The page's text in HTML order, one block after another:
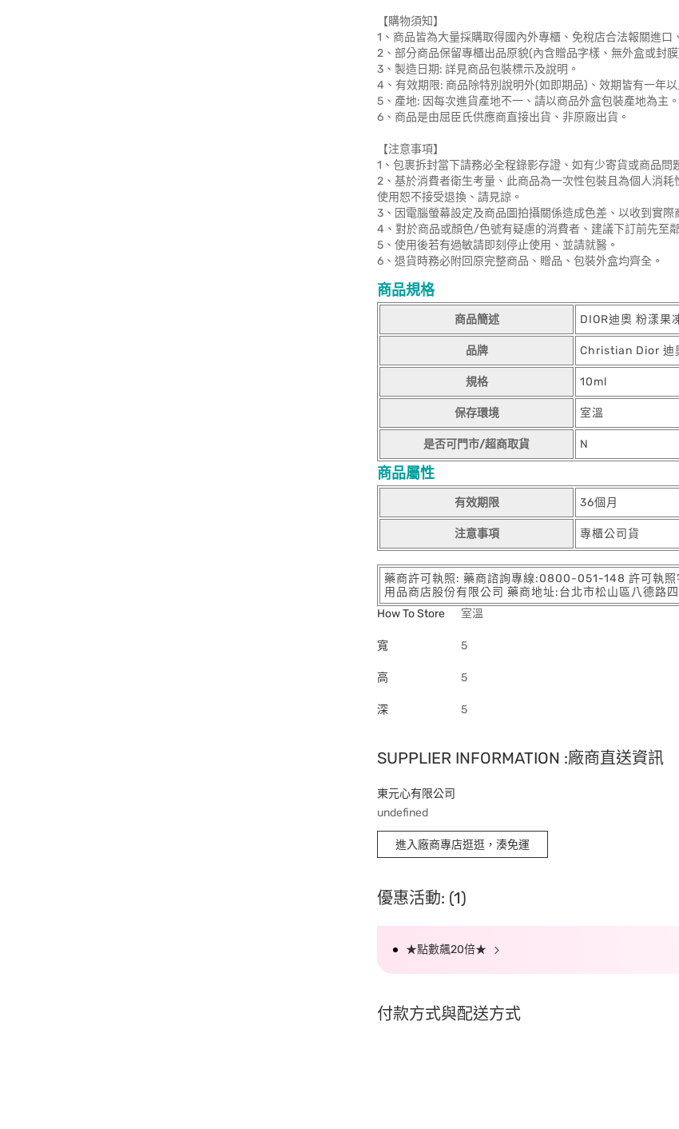
【購物須知】
1、商品皆為大量採購取得國內外專櫃、免稅店合法報關進口
2、部分商品保留專櫃出品原貌(內含贈品字樣、無外盒或封
3、製造日期: 詳見商品包裝標示及說明。
4、有效期限: 商品除特別說明外(如即期品)、效期皆有一年以
5、產地: 因每次進貨產地不一、請以商品外盒包裝產地為主。
6、商品是由屈臣氏供應商直接出貨、非原廠出貨。
【注意事項】
1、包裹拆封當下請務必全程錄影存證、如有少寄貨或商品
2、基於消費者衛生考量、此商品為一次性包裝且為個人消
使用恕不接受退換、請見諒。
3、因電腦螢幕設定及商品圖拍攝關係造成色差、以收到實際
4、對於商品或顏色/色號有疑慮的消費者、建議下訂前先至
5、使用後若有過敏請即刻停止使用、並請就醫。
6、退貨時務必附回原完整商品、贈品、包裝外盒均齊全。
商品規格
商品簡述 DIOR迪奧 粉漾果
品牌 Christian Dior 迪
規格 10ml
保存環境 室溫
是否可門市/超商取貨 N
商品屬性
有效期限 36個月
注意事項 專櫃公司貨
藥商許可執照: 藥商諮詢專線:0800-051-148 許可執照
用品商店股份有限公司 藥商地址:台北市松山區八德路
How To Store
室溫
寬 5
高 5
深 5
SUPPLIER INFORMATION :廠商直送資訊
東元心有限公司
undefined
進入廠商專店逛逛，湊免運
優惠活動: (1)
★點數飆20倍★
付款方式與配送方式